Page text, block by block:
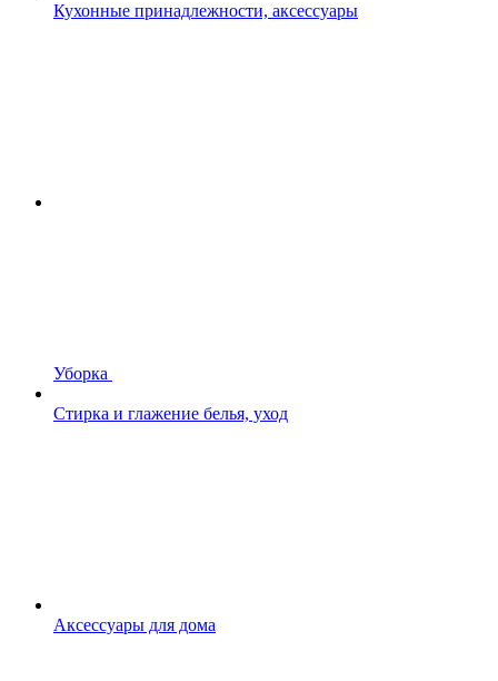
Кухонные принадлежности, аксессуары
Уборка
Стирка и глажение белья, уход
Аксессуары для дома